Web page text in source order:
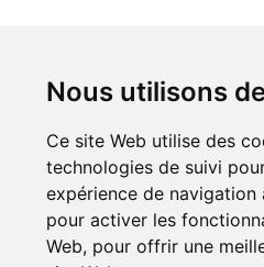
Nous utilisons
Ce site Web utilise des
technologies de suivi
expérience de navigation
pour activer les
Web, pour offrir une
Nos valeurs
L'équipe
Références
Qualifications
Actualités